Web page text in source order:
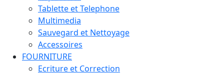
Tablette et Telephone
Multimedia
Sauvegard et Nettoyage
Accessoires
FOURNITURE
Ecriture et Correction